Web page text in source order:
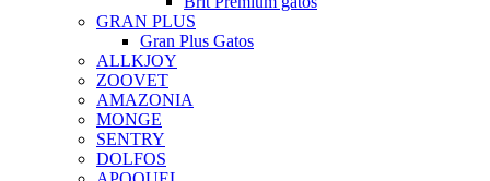
GRAN PLUS
Gran Plus Gatos
ALLKJOY
ZOOVET
AMAZONIA
MONGE
SENTRY
DOLFOS